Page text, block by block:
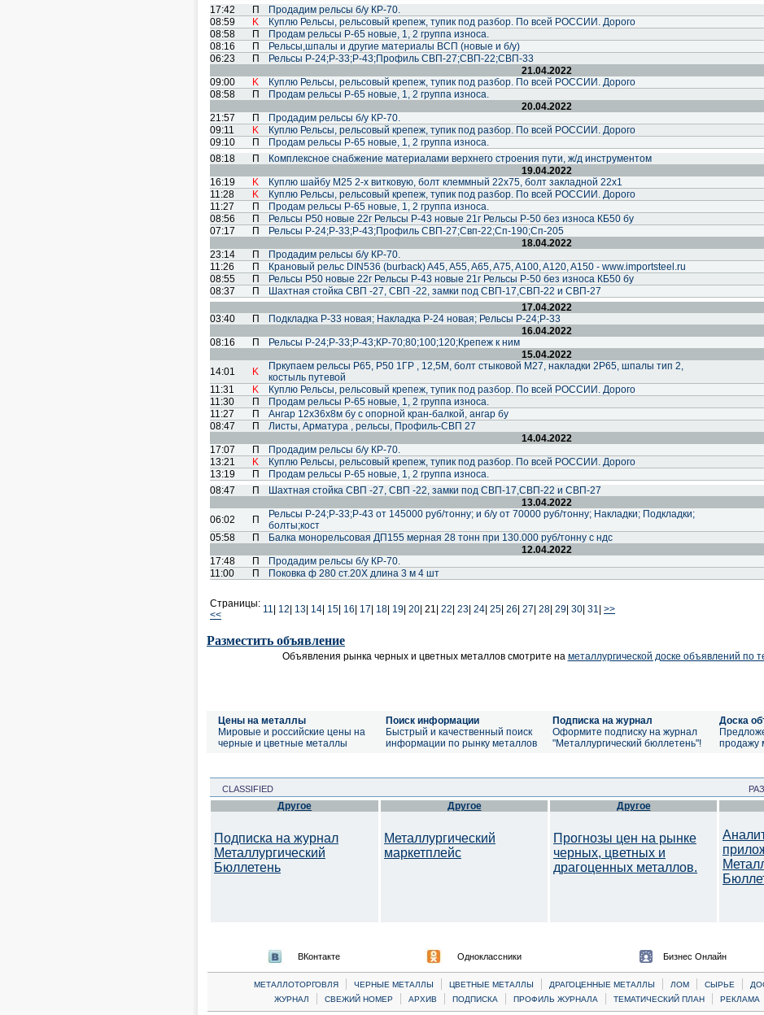
17:42
П Продадим рельсы б/у КР-70.
08:59
K Куплю Рельсы, рельсовый крепеж, тупик под разбор. По всей РОССИИ. Дорого
08:58
П Продам рельсы Р-65 новые, 1, 2 группа износа.
08:16
П Рельсы,шпалы и другие материалы ВСП (новые и б/у)
06:23
П Рельсы Р-24;Р-33;Р-43;Профиль СВП-27;СВП-22;СВП-33
21.04.2022
09:00
K Куплю Рельсы, рельсовый крепеж, тупик под разбор. По всей РОССИИ. Дорого
08:58
П Продам рельсы Р-65 новые, 1, 2 группа износа.
20.04.2022
21:57
П Продадим рельсы б/у КР-70.
09:11
K Куплю Рельсы, рельсовый крепеж, тупик под разбор. По всей РОССИИ. Дорого
09:10
П Продам рельсы Р-65 новые, 1, 2 группа износа.
08:18
П Комплексное снабжение материалами верхнего строения пути, ж/д инструментом
19.04.2022
16:19
K Куплю шайбу М25 2-х витковую, болт клеммный 22х75, болт закладной 22х1
11:28
K Куплю Рельсы, рельсовый крепеж, тупик под разбор. По всей РОССИИ. Дорого
11:27
П Продам рельсы Р-65 новые, 1, 2 группа износа.
08:56
П Рельсы Р50 новые 22г Рельсы Р-43 новые 21г Рельсы Р-50 без износа КБ50 бу
07:17
П Рельсы Р-24;Р-33;Р-43;Профиль СВП-27;Свп-22;Сп-190;Сп-205
18.04.2022
23:14
П Продадим рельсы б/у КР-70.
11:26
П Крановый рельс DIN536 (burback) A45, A55, A65, A75, A100, A120, A150 - www.importsteel.ru
08:55
П Рельсы Р50 новые 22г Рельсы Р-43 новые 21г Рельсы Р-50 без износа КБ50 бу
08:37
П Шахтная стойка СВП -27, СВП -22, замки под СВП-17,СВП-22 и СВП-27
17.04.2022
03:40
П Подкладка Р-33 новая; Накладка Р-24 новая; Рельсы Р-24;Р-33
16.04.2022
08:16
П Рельсы Р-24;Р-33;Р-43;КР-70;80;100;120;Крепеж к ним
15.04.2022
14:01
K
Пркупаем рельсы Р65, Р50 1ГР , 12,5М, болт стыковой М27, накладки 2Р65, шпалы тип 2,
костыль путевой
11:31
K Куплю Рельсы, рельсовый крепеж, тупик под разбор. По всей РОССИИ. Дорого
11:30
П Продам рельсы Р-65 новые, 1, 2 группа износа.
11:27
П Ангар 12х36х8м бу с опорной кран-балкой, ангар бу
08:47
П Листы, Арматура , рельсы, Профиль-СВП 27
14.04.2022
17:07
П Продадим рельсы б/у КР-70.
13:21
K Куплю Рельсы, рельсовый крепеж, тупик под разбор. По всей РОССИИ. Дорого
13:19
П Продам рельсы Р-65 новые, 1, 2 группа износа.
08:47
П Шахтная стойка СВП -27, СВП -22, замки под СВП-17,СВП-22 и СВП-27
13.04.2022
06:02
П
Рельсы Р-24;Р-33;Р-43 от 145000 руб/тонну; и б/у от 70000 руб/тонну; Накладки; Подкладки;
болты;кост
05:58
П Балка монорельсовая ДП155 мерная 28 тонн при 130.000 руб/тонну с ндс
12.04.2022
17:48
П Продадим рельсы б/у КР-70.
11:00
П Поковка ф 280 ст.20Х длина 3 м 4 шт
Страницы:
<<
11 12 13 14 15 16 17 18 19 20 21| 22 23 24 25 26 27 28 29 30 31 >>
Разместить объявление
Объявления рынка черных и цветных металлов смотрите на металлургической доске объявлений по
Цены на металлы
Мировые и российские цены на
черные и цветные металлы
Поиск информации
Быстрый и качественный поиск
информации по рынку металлов
Подписка на журнал
Оформите подписку на журнал
"Металлургический бюллетень"!
Доска
продажу
CLASSIFIED
Другое
Подписка на журнал
Металлургический
Бюллетень
Другое
Металлургический
маркетплейс
Другое
Прогнозы цен на рынке
черных, цветных и
драгоценных металлов.
ВКонтакте Одноклассники Бизнес Онлайн
МЕТАЛЛОТОРГОВЛЯ | ЧЕРНЫЕ МЕТАЛЛЫ | ЦВЕТНЫЕ МЕТАЛЛЫ | ДРАГОЦЕННЫЕ МЕТАЛЛЫ | ЛОМ | CЫРЬЕ |
ЖУРНАЛ
| СВЕЖИЙ НОМЕР | АРХИВ | ПОДПИСКА | ПРОФИЛЬ ЖУРНАЛА | ТЕМАТИЧЕСКИЙ ПЛАН | РЕКЛАМА